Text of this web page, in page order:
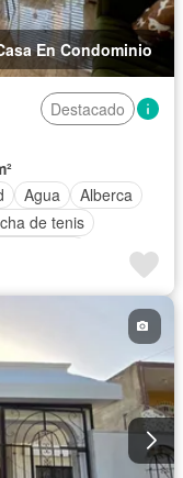
En Condominio
Destacado
Agua
Alberca
de tenis
equipada
Sin amueblar